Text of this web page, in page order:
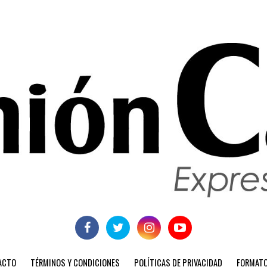
TÉRMINOS Y CONDICIONES POLÍTICAS DE PRIVACIDAD